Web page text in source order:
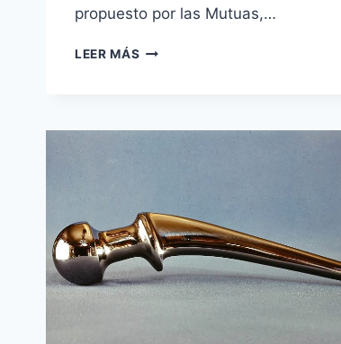
propuesto por las Mutuas,…
LEER MÁS MUTUAS.